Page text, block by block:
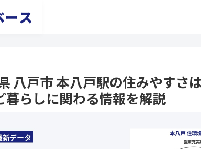
ース
八戸市 本八戸駅の住みやすさ
暮らしに関わる情報を解説